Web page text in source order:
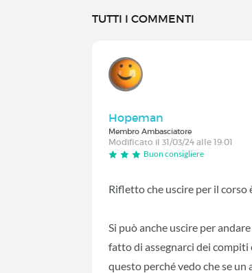
TUTTI I COMMENTI
Hopeman
Membro Ambasciatore
Modificato il 31/03/24 alle 19:01
Buon consigliere
Rifletto che uscire per il corso
Si può anche uscire per
fatto di assegnarci dei compiti
questo perché vedo che se un